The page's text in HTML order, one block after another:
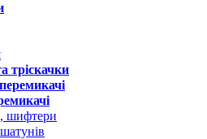
тріскачки
шифтери